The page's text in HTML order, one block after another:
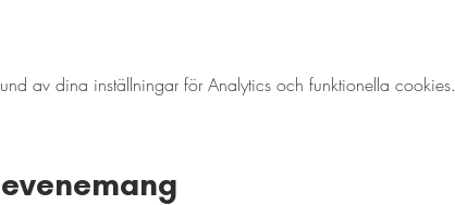
av dina inställningar för Analytics och funktionella cookies.